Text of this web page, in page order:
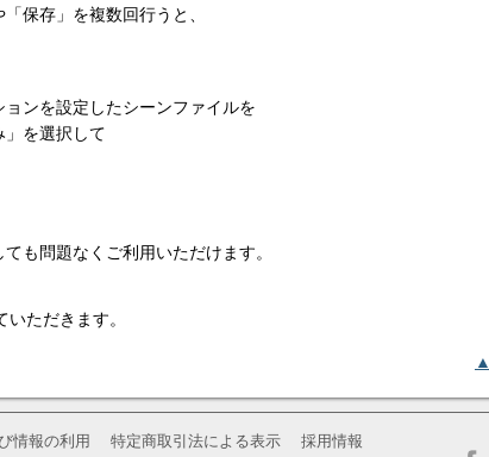
保存」を複数回行うと、
ンを設定したシーンファイルを
を選択して
も問題なくご利用いただけます。
ただきます。
情報の利用 特定商取引法による表示 採用情報